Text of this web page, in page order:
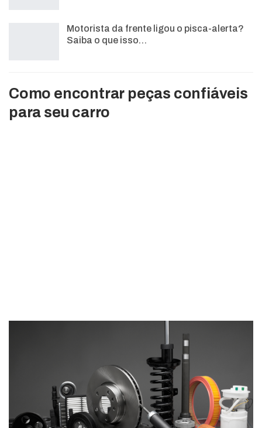
Motorista da frente ligou o pisca-alerta?
Saiba o que isso…
Como encontrar peças confiáveis
para seu carro